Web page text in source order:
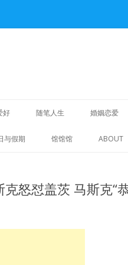
to
好 随笔人生
重拾旧爱
诗词歌赋
婚姻恋爱
与假期 馆馆馆 ABOUT
怒怼盖茨 马斯克“